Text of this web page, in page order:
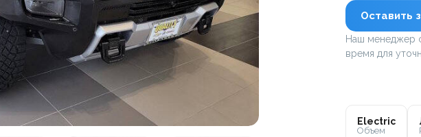
Оставить
Наш менеджер
время для
Electric
Объем